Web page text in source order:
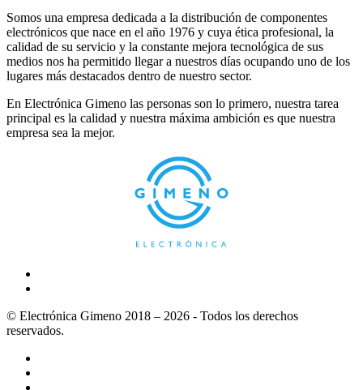
Somos una empresa dedicada a la distribución de componentes
electrónicos que nace en el año 1976 y cuya ética profesional, la
calidad de su servicio y la constante mejora tecnológica de sus
medios nos ha permitido llegar a nuestros días ocupando uno de los
lugares más destacados dentro de nuestro sector.
En Electrónica Gimeno las personas son lo primero, nuestra tarea
principal es la calidad y nuestra máxima ambición es que nuestra
empresa sea la mejor.
© Electrónica Gimeno 2018 – 2026 - Todos los derechos
reservados.